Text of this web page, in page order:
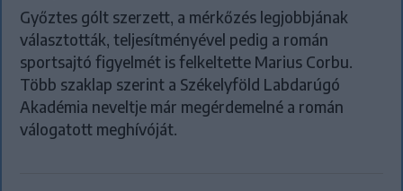
Győztes gólt szerzett, a mérkőzés legjobbjának
választották, teljesítményével pedig a román
sportsajtó figyelmét is felkeltette Marius Corbu.
Több szaklap szerint a Székelyföld Labdarúgó
Akadémia neveltje már megérdemelné a román
válogatott meghívóját.